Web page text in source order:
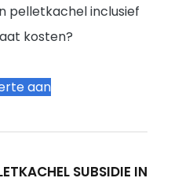
pelletkachel inclusief
kosten?
aan
SUBSIDIE IN